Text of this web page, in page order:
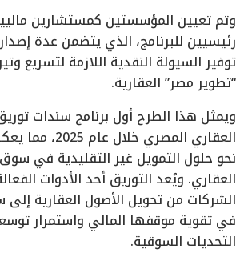
وتم تعيين المؤسستين كمستشارين
رئيسيين للبرنامج، الذي يتضمن عدة
توفير السيولة النقدية اللازمة لتسريع
“تطوير مصر” العقارية.
ويمثل هذا الطرح أول برنامج سندات
العقاري المصري
نحو حلول التمويل غير التقليدية في سوق
العقاري. ويُعد التوريق أحد الأدوات
الشركات من تحويل الأصول العقارية
في تقوية موقفها المالي واستمرار
التحديات السوقية.